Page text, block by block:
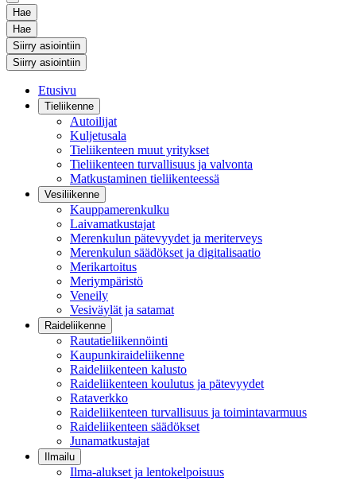
Hae
Hae
Siirry asiointiin
Siirry asiointiin
Etusivu
Tieliikenne
Autoilijat
Kuljetusala
Tieliikenteen muut yritykset
Tieliikenteen turvallisuus ja valvonta
Matkustaminen tieliikenteessä
Vesiliikenne
Kauppamerenkulku
Laivamatkustajat
Merenkulun pätevyydet ja meriterveys
Merenkulun säädökset ja digitalisaatio
Merikartoitus
Meriympäristö
Veneily
Vesiväylät ja satamat
Raideliikenne
Rautatieliikennöinti
Kaupunkiraideliikenne
Raideliikenteen kalusto
Raideliikenteen koulutus ja pätevyydet
Rataverkko
Raideliikenteen turvallisuus ja toimintavarmuus
Raideliikenteen säädökset
Junamatkustajat
Ilmailu
Ilma-alukset ja lentokelpoisuus